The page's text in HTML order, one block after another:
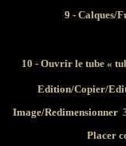
9 - Calques/
10 - Ouvrir le tube «
Edition/Copier/
Image/Redimensionner
Placer